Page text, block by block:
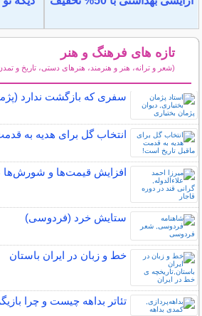
تازه های فرهنگ و هنر
(شعر و ترانه، هنر و هنرمند، هنرهای دستی، تاریخ و
سفری که بازگشت ندارد
انتخاب گل برای هدیه به
افزایش قیمت‌ها و شورش‌ها
ستایش خرد (فردوسی)
خط و زبان در ایران باستان
تئاتر بداهه چیست و چرا